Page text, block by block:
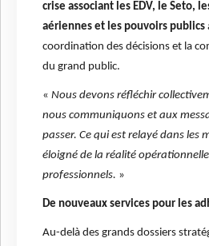
crise associant les EDV, le Seto,
aériennes et les pouvoirs publics
coordination des décisions et la
du grand public.
« Nous devons réfléchir
nous communiquons et aux
passer. Ce qui est relayé dans les
éloigné de la réalité
professionnels. »
De nouveaux services pour les
Au-delà des grands dossiers